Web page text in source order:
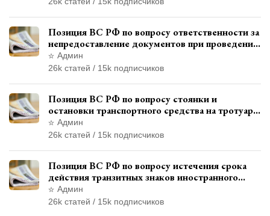
Позиция ВС РФ по вопросу ответственности за
непредоставление документов при проведении
контроля и надзора
Админ
26k статей / 15k подписчиков
Позиция ВС РФ по вопросу стоянки и
остановки транспортного средства на тротуаре
и квалификации административного
правонарушения
Админ
26k статей / 15k подписчиков
Позиция ВС РФ по вопросу истечения срока
действия транзитных знаков иностранного
государства и отсутствия состава
административного правонарушения
Админ
26k статей / 15k подписчиков